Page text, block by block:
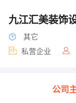
九江汇美装饰
其它
私营企业
公司